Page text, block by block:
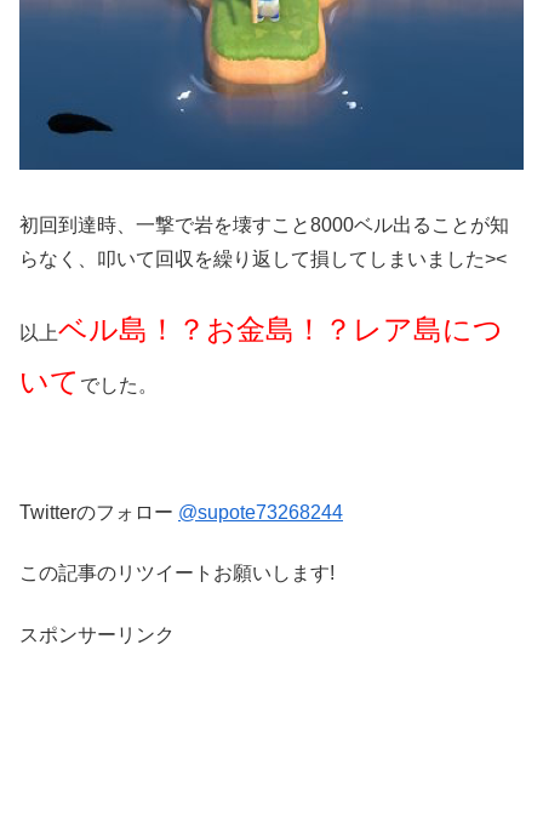
初回到達時、一撃で岩を壊すこと8000ベル出ることが知
らなく、叩いて回収を繰り返して損してしまいました><
以上ベル島！？お金島！？レア島につ
いて でした。
Twitterのフォロー @supote73268244
この記事のリツイートお願いします!
スポンサーリンク